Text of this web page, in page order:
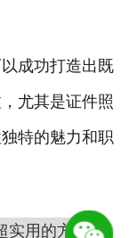
成功打造出既
尤其是证件照
特的魅力和职
实用的方法